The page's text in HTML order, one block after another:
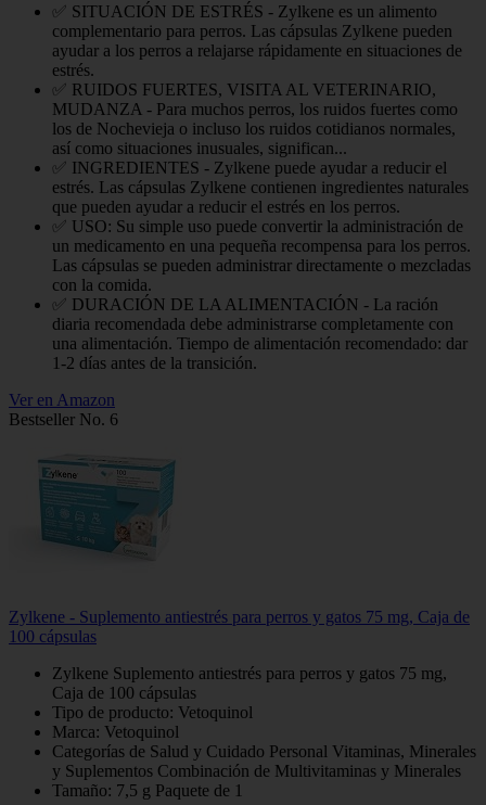
✅ SITUACIÓN DE ESTRÉS - Zylkene es un alimento
complementario para perros. Las cápsulas Zylkene pueden
ayudar a los perros a relajarse rápidamente en situaciones de
estrés.
✅ RUIDOS FUERTES, VISITA AL VETERINARIO,
MUDANZA - Para muchos perros, los ruidos fuertes como
los de Nochevieja o incluso los ruidos cotidianos normales,
así como situaciones inusuales, significan...
✅ INGREDIENTES - Zylkene puede ayudar a reducir el
estrés. Las cápsulas Zylkene contienen ingredientes naturales
que pueden ayudar a reducir el estrés en los perros.
✅ USO: Su simple uso puede convertir la administración de
un medicamento en una pequeña recompensa para los perros.
Las cápsulas se pueden administrar directamente o mezcladas
con la comida.
✅ DURACIÓN DE LA ALIMENTACIÓN - La ración
diaria recomendada debe administrarse completamente con
una alimentación. Tiempo de alimentación recomendado: dar
1-2 días antes de la transición.
Ver en Amazon
Bestseller No. 6
Zylkene - Suplemento antiestrés para perros y gatos 75 mg, Caja de
100 cápsulas
Zylkene Suplemento antiestrés para perros y gatos 75 mg,
Caja de 100 cápsulas
Tipo de producto: Vetoquinol
Marca: Vetoquinol
Categorías de Salud y Cuidado Personal Vitaminas, Minerales
y Suplementos Combinación de Multivitaminas y Minerales
Tamaño: 7,5 g Paquete de 1